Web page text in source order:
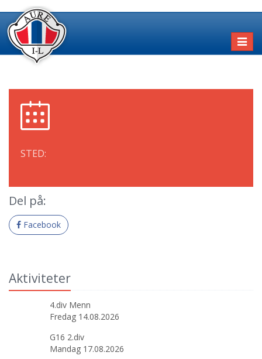
STED:
Del på:
Facebook
Aktiviteter
4.div Menn
Fredag 14.08.2026
G16 2.div
Mandag 17.08.2026